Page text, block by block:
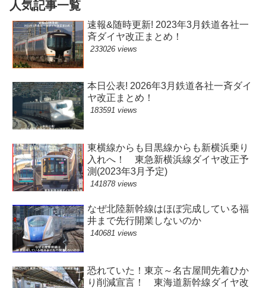
人気記事一覧
速報&随時更新! 2023年3月鉄道各社一
斉ダイヤ改正まとめ！
233026 views
本日公表! 2026年3月鉄道各社一斉ダイ
ヤ改正まとめ！
183591 views
東横線からも目黒線からも新横浜乗り
入れへ！ 東急新横浜線ダイヤ改正予
測(2023年3月予定)
141878 views
なぜ北陸新幹線はほぼ完成している福
井まで先行開業しないのか
140681 views
恐れていた！東京～名古屋間先着ひか
り削減宣言！ 東海道新幹線ダイヤ改